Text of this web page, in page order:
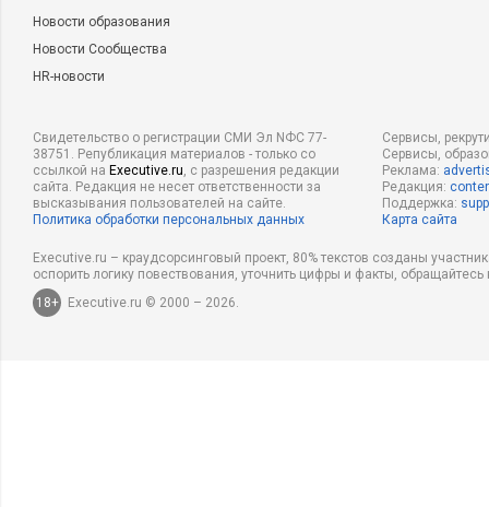
Новости образования
Новости Сообщества
HR-новости
Свидетельство о регистрации СМИ Эл NФС 77-
38751. Републикация материалов - только со
ссылкой на Executive.ru, с разрешения редакции
сайта. Редакция не несет ответственности за
высказывания пользователей на сайте.
Политика обработки персональных данных
Сервисы,
Сервисы,
Реклама:
Редакция:
Поддержка:
Карта сайта
Executive.ru – краудсорсинговый проект, 80% текстов созданы
оспорить логику повествования, уточнить цифры и факты,
18+
Executive.ru © 2000 – 2026.